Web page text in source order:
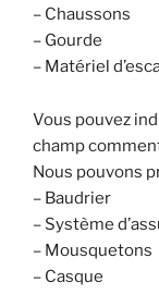
– Chaussons
– Gourde
– Matériel
Vous pouvez
champ
Nous pouvons
– Baudrier
– Système
– Mousquetons
– Casque